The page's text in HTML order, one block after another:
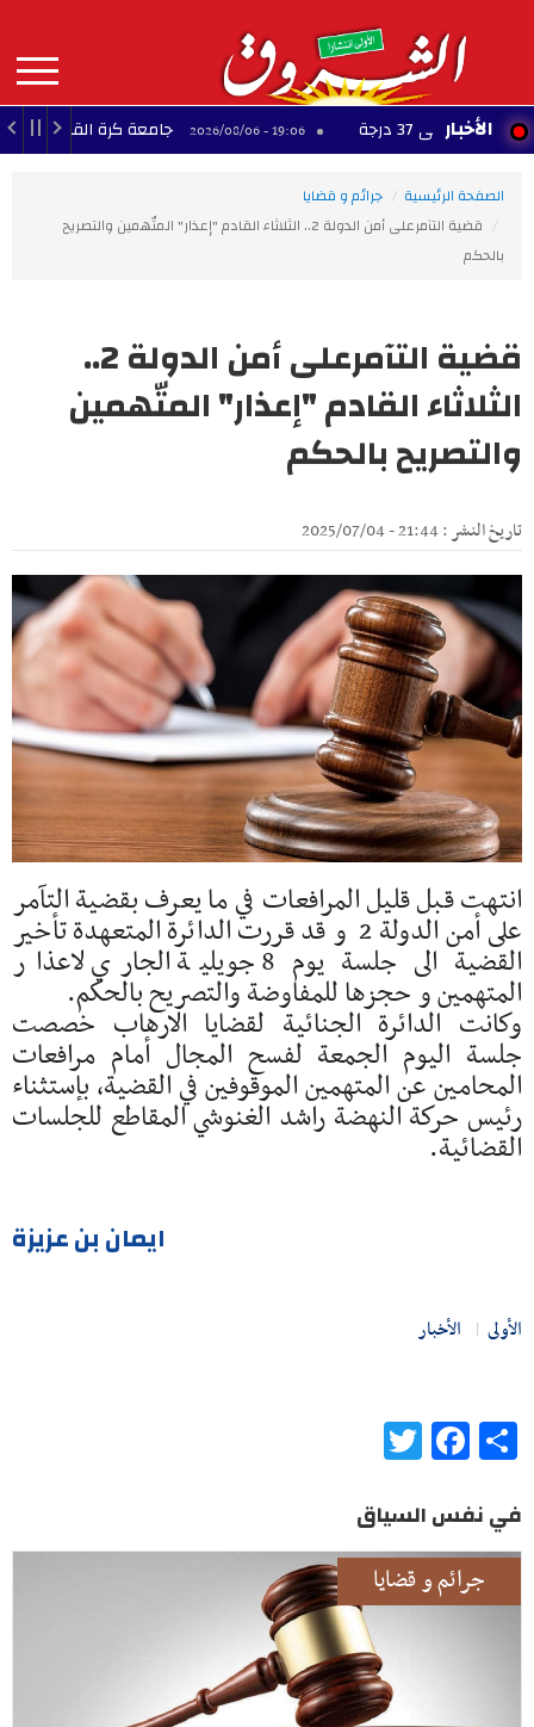
contenu
principal
MAIN
NAVIGATION الأخبار
37 درجة جامعة كرة القدم: ناجي
الصفحة الرئيسية
جرائم و قضايا
قضية التآمرعلى أمن الدولة 2.. الثلاثاء القادم "إعذار" المتّهمين والتصريح
بالحكم
قضية التآمرعلى أمن الدولة 2..
الثلاثاء القادم "إعذار" المتّهمين
والتصريح بالحكم
تاريخ النشر : 21:44 - 2025/07/04
انتهت قبل قليل المرافعات في ما يعرف بقضية التآمر
على أمن الدولة 2 و قد قررت الدائرة المتعهدة تأخير
القضية الى جلسة يوم 8 جويلية الجاري لاعذار
المتهمين و حجزها للمفاوضة والتصريح بالحكم.
وكانت الدائرة الجنائية لقضايا الارهاب خصصت
جلسة اليوم الجمعة لفسح المجال أمام مرافعات
المحامين عن المتهمين الموقوفين في القضية، بإستثناء
رئيس حركة النهضة راشد الغنوشي المقاطع للجلسات
القضائية.
ايمان بن عزيزة
الأولى الأخبار
Share
Facebook
في نفس السياق
جرائم و قضايا